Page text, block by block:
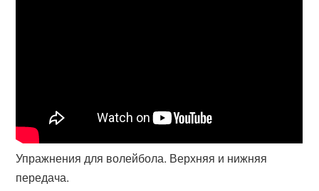
Упражнения для волейбола. Верхняя и нижняя
передача.